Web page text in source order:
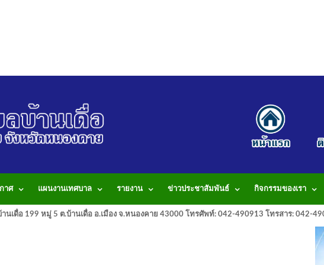
าศ แผนงานเทศบาล รายงาน ข่าวประชาสัมพันธ์ กิจกรรมของเรา
นเดื่อ 199 หมู่ 5 ต.บ้านเดื่อ อ.เมือง จ.หนองคาย 43000 โทรศัพท์: 042-490913 โทรสาร: 042-